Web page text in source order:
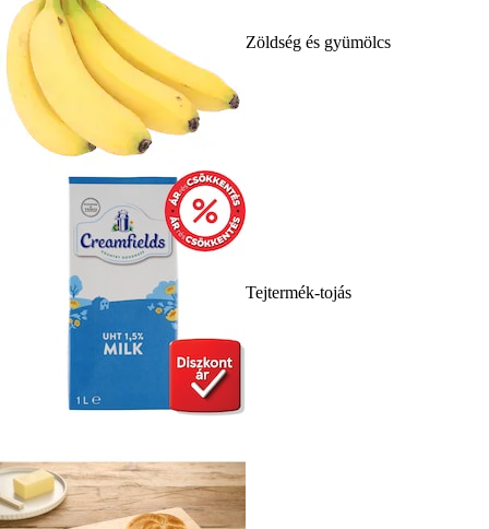
Zöldség és gyümölcs
Tejtermék-tojás